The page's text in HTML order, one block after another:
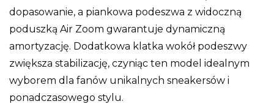
dopasowanie, a piankowa podeszwa z widoczną
poduszką Air Zoom gwarantuje dynamiczną
amortyzację. Dodatkowa klatka wokół podeszwy
zwiększa stabilizację, czyniąc ten model idealnym
wyborem dla fanów unikalnych sneakersów i
ponadczasowego stylu.